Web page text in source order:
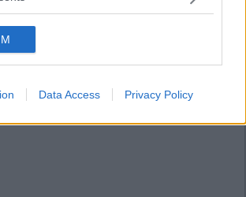
below specified purposes in below Google
Data Access Privacy Policy